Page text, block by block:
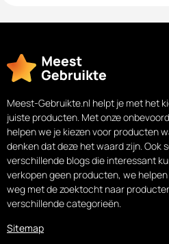
Meest-Gebruikte.nl helpt je met het
juiste producten. Met onze
helpen we je kiezen voor producten
denken dat deze het waard zijn. Ook
verschillende blogs die interessant
verkopen geen producten, we
weg met de zoektocht naar
verschillende categorieën.
Sitemap